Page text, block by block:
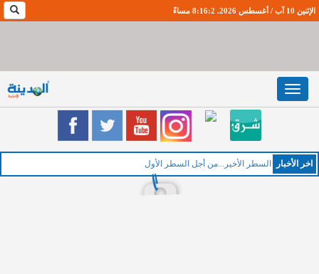
الإثنين 10 آب / أغسطس 2026. 8:16:3 مساءً
Toggle
navigation
اخر اﻷخبار الخمي